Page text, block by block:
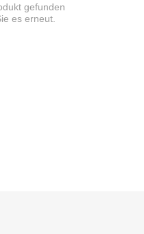
gefunden
es erneut.